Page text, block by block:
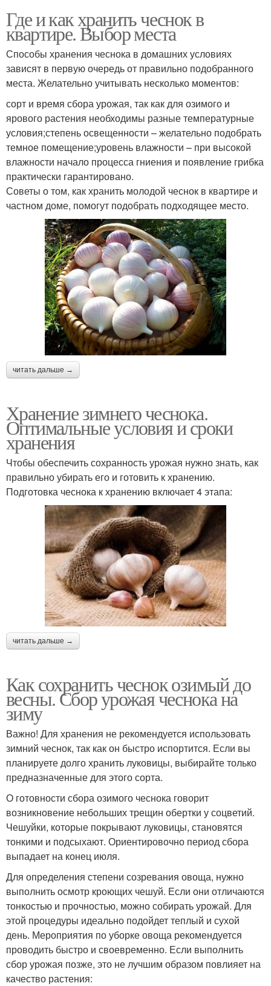
Где и как хранить чеснок в
квартире. Выбор места
Способы хранения чеснока в домашних условиях
зависят в первую очередь от правильно подобранного
места. Желательно учитывать несколько моментов:
сорт и время сбора урожая, так как для озимого и
ярового растения необходимы разные температурные
условия;степень освещенности – желательно подобрать
темное помещение;уровень влажности – при высокой
влажности начало процесса гниения и появление грибка
практически гарантировано.
Советы о том, как хранить молодой чеснок в квартире и
частном доме, помогут подобрать подходящее место.
читать дальше →
Хранение зимнего чеснока.
Оптимальные условия и сроки
хранения
Чтобы обеспечить сохранность урожая нужно знать, как
правильно убирать его и готовить к хранению.
Подготовка чеснока к хранению включает 4 этапа:
читать дальше →
Как сохранить чеснок озимый до
весны. Сбор урожая чеснока на
зиму
Важно! Для хранения не рекомендуется использовать
зимний чеснок, так как он быстро испортится. Если вы
планируете долго хранить луковицы, выбирайте только
предназначенные для этого сорта.
О готовности сбора озимого чеснока говорит
возникновение небольших трещин обертки у соцветий.
Чешуйки, которые покрывают луковицы, становятся
тонкими и подсыхают. Ориентировочно период сбора
выпадает на конец июля.
Для определения степени созревания овоща, нужно
выполнить осмотр кроющих чешуй. Если они отличаются
тонкостью и прочностью, можно собирать урожай. Для
этой процедуры идеально подойдет теплый и сухой
день. Мероприятия по уборке овоща рекомендуется
проводить быстро и своевременно. Если выполнить
сбор урожая позже, это не лучшим образом повлияет на
качество растения: